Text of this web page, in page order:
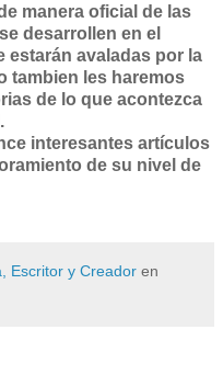
manera oficial de las
desarrollen en el
estarán avaladas por la
tambien les haremos
de lo que acontezca
interesantes artículos
de su nivel de
Escritor y Creador en